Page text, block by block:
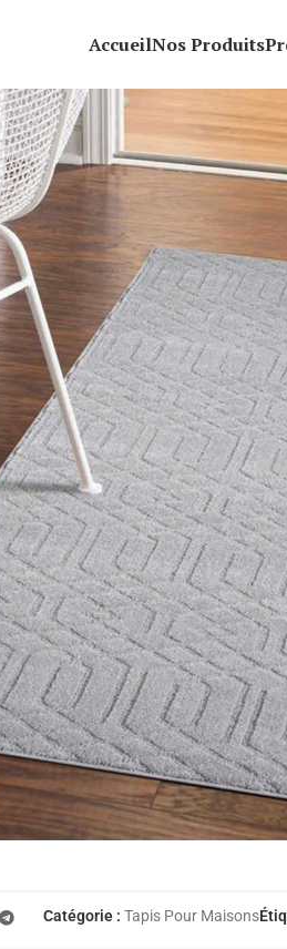
AccueilNos Produits
Agrandir
Catégorie : Tapis Pour Maisons